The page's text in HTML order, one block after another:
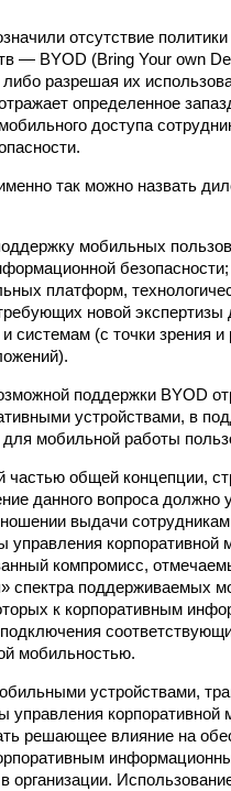
отсутствие
— BYOD (Bring Your own
разрешая их
определенное
доступа
так можно назвать
мобильных
безопасности;
платформ,
новой экспертизы
(с точки зрения и
поддержки BYOD
устройствами, в
мобильной работы
общей концепции,
данного вопроса
выдачи
управления
компромисс,
спектра поддерживаемых
к корпоративным
мобильностью.
устройствами,
управления
решающее влияние на
организации.